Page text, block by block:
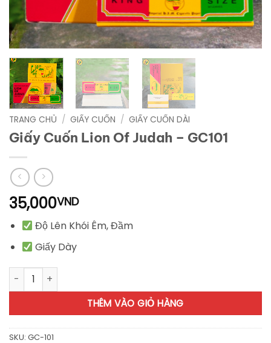
TRANG CHỦ / GIẤY CUỐN / GIẤY CUỐN DÀI
Giấy Cuốn Lion Of Judah – GC101
35,000VND
Độ Lên Khói Êm, Đầm
Giấy Dày
Giấy Cuốn Lion Of Judah - GC101 số lượng
THÊM VÀO GIỎ HÀNG
SKU: GC-101